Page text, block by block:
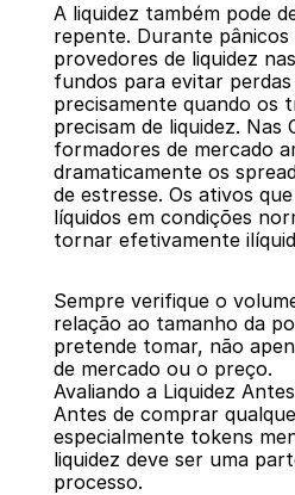
A liquidez também pode
repente. Durante pânicos
provedores de liquidez
fundos para evitar
precisamente quando os
precisam de liquidez. Nas
formadores de mercado
dramaticamente os
de estresse. Os ativos
líquidos em condições
tornar efetivamente
Sempre verifique o
relação ao tamanho da
pretende tomar, não
de mercado ou o preço.
Avaliando a Liquidez
Antes de comprar
especialmente tokens
liquidez deve ser uma
processo.